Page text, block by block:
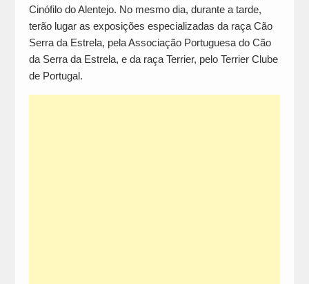
Cinófilo do Alentejo. No mesmo dia, durante a tarde,
terão lugar as exposições especializadas da raça Cão
Serra da Estrela, pela Associação Portuguesa do Cão
da Serra da Estrela, e da raça Terrier, pelo Terrier Clube
de Portugal.